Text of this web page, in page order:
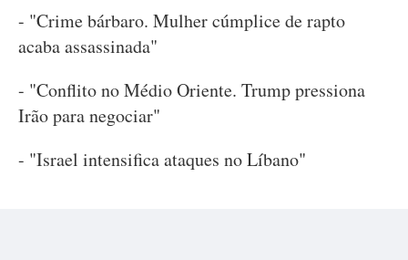
- "Crime bárbaro. Mulher cúmplice de rapto
acaba assassinada"
- "Conflito no Médio Oriente. Trump pressiona
Irão para negociar"
- "Israel intensifica ataques no Líbano"